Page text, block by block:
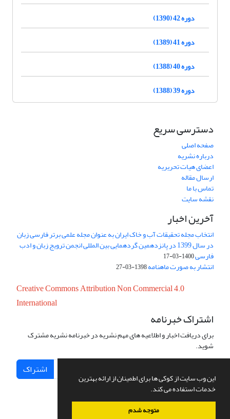
این وب سایت از کوکی ها برای اطمینان از ارائه بهترین
خدمات استفاده می کند.
متوجه شدم
دوره 42 (1390)
دوره 41 (1389)
دوره 40 (1388)
دوره 39 (1388)
دسترسی سریع
صفحه اصلی
درباره نشریه
اعضای هیات تحریریه
ارسال مقاله
تماس با ما
نقشه سایت
آخرین اخبار
انتخاب مجله تحقیقات آب و خاک ایران به عنوان مجله علمی برتر فارسی زبان
در سال 1399 در پانزدهمین گردهمایی بین المللی انجمن ترویج زبان و ادب
فارسی1400-03-17
انتشار به صورت ماهنامه1398-03-27
Creative Commons Attribution Non Commercial 4.0
International
اشتراک خبرنامه
برای دریافت اخبار و اطلاعیه های مهم نشریه در خبرنامه نشریه مشترک
شوید.
اشتراک